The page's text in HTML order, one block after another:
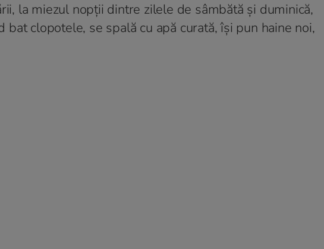
la miezul nopții dintre zilele de sâmbătă și duminică,
clopotele, se spală cu apă curată, își pun haine noi,